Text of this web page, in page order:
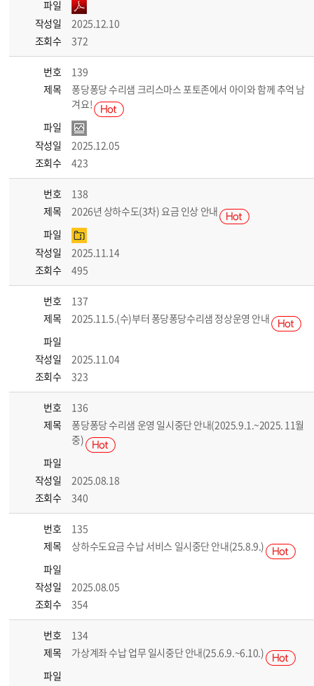
파일
작성일
2025.12.10
조회수
372
번호
139
제목
퐁당퐁당 수리샘 크리스마스 포토존에서 아이와 함께 추억 남
겨요!
파일
작성일
2025.12.05
조회수
423
번호
138
제목
2026년 상하수도(3차) 요금 인상 안내
파일
작성일
2025.11.14
조회수
495
번호
137
제목
2025.11.5.(수)부터 퐁당퐁당수리샘 정상운영 안내
파일
작성일
2025.11.04
조회수
323
번호
136
제목
퐁당퐁당 수리샘 운영 일시중단 안내(2025.9.1.~2025. 11월
중)
파일
작성일
2025.08.18
조회수
340
번호
135
제목
상하수도요금 수납 서비스 일시중단 안내(25.8.9.)
파일
작성일
2025.08.05
조회수
354
번호
134
제목
가상계좌 수납 업무 일시중단 안내(25.6.9.~6.10.)
파일